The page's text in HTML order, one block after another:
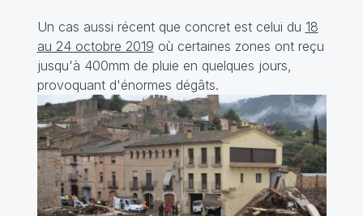
Un cas aussi récent que concret est celui du 18
au 24 octobre 2019 où certaines zones ont reçu
jusqu'à 400mm de pluie en quelques jours,
provoquant d'énormes dégâts.